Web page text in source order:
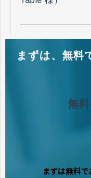
まずは、無料
無
まずは無料